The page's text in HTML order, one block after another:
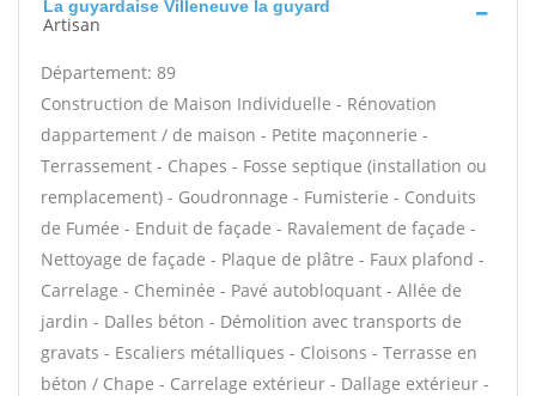
La guyardaise Villeneuve la guyard
Artisan
Département: 89
Construction de Maison Individuelle - Rénovation
dappartement / de maison - Petite maçonnerie -
Terrassement - Chapes - Fosse septique (installation ou
remplacement) - Goudronnage - Fumisterie - Conduits
de Fumée - Enduit de façade - Ravalement de façade -
Nettoyage de façade - Plaque de plâtre - Faux plafond -
Carrelage - Cheminée - Pavé autobloquant - Allée de
jardin - Dalles béton - Démolition avec transports de
gravats - Escaliers métalliques - Cloisons - Terrasse en
béton / Chape - Carrelage extérieur - Dallage extérieur -